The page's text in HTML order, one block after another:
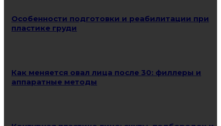
Особенности подготовки и реабилитации при
пластике груди
Как меняется овал лица после 30: филлеры и
аппаратные методы